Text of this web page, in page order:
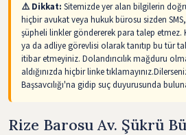
⚠️ Dikkat: Sitemizde yer alan bilgilerin
hiçbir avukat veya hukuk bürosu sizden
şüpheli linkler göndererek para talep
ya da adliye görevlisi olarak tanıtıp bu tür
itibar etmeyiniz. Dolandırıcılık mağduru
aldığınızda hiçbir linke
Başsavcılığı'na gidip suç duyurusunda
Rize Barosu Av. Şükrü